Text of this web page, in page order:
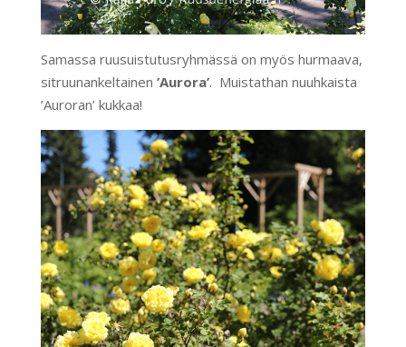
Samassa ruusuistutusryhmässä on myös hurmaava,
sitruunankeltainen ’Aurora’. Muistathan nuuhkaista
’Auroran’ kukkaa!